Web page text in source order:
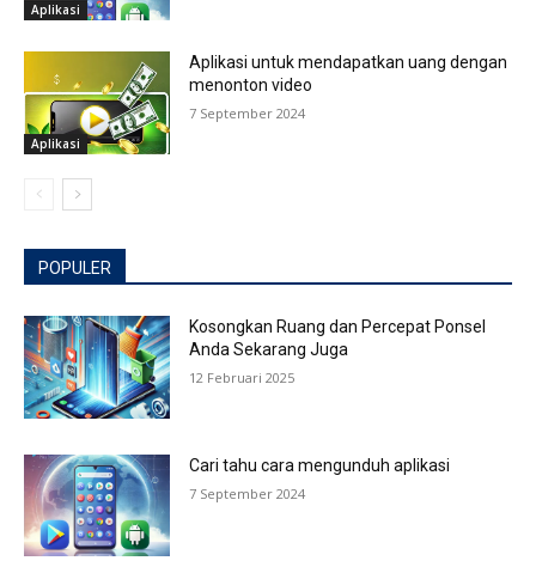
Aplikasi
Aplikasi
Aplikasi untuk mendapatkan uang dengan
menonton video
7 September 2024
POPULER
Kosongkan Ruang dan Percepat Ponsel
Anda Sekarang Juga
12 Februari 2025
Cari tahu cara mengunduh aplikasi
7 September 2024